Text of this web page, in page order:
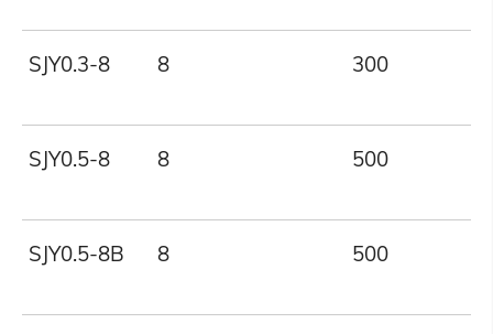
SJY0.3-8 8 300
SJY0.5-8 8 500
SJY0.5-8B 8 500